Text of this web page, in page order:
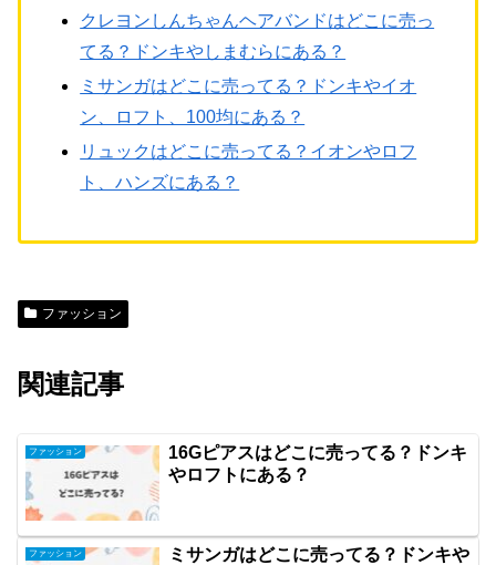
クレヨンしんちゃんヘアバンドはどこに売っ
てる？ドンキやしまむらにある？
ミサンガはどこに売ってる？ドンキやイオ
ン、ロフト、100均にある？
リュックはどこに売ってる？イオンやロフ
ト、ハンズにある？
ファッション
関連記事
ファッション
16Gピアスはどこに売ってる？ドンキ
やロフトにある？
ファッション
ミサンガはどこに売ってる？ドンキや